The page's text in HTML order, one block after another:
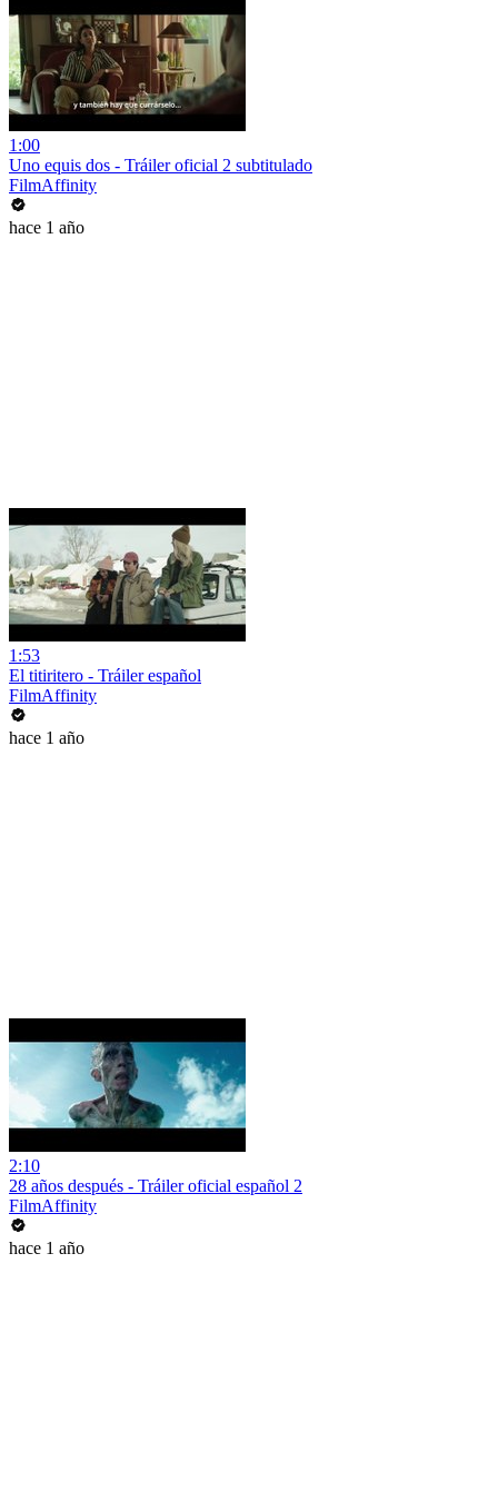
1:00
Uno equis dos - Tráiler oficial 2 subtitulado
FilmAffinity
hace 1 año
1:53
El titiritero - Tráiler español
FilmAffinity
hace 1 año
2:10
28 años después - Tráiler oficial español 2
FilmAffinity
hace 1 año